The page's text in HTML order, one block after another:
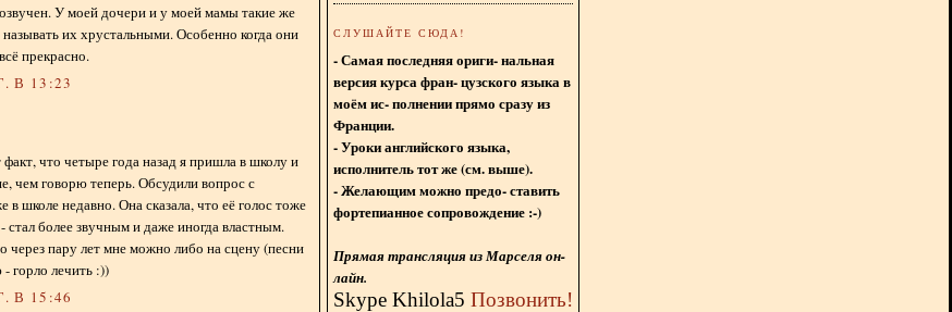
У моей дочери и у моей мамы такие же
их хрустальными. Особенно когда они
прекрасно.
В 13:23
что четыре года назад я пришла в школу и
чем говорю теперь. Обсудили вопрос с
в школе недавно. Она сказала, что её голос тоже
стал более звучным и даже иногда властным.
через пару лет мне можно либо на сцену (песни
горло лечить :))
В 15:46
СЛУШАЙТЕ СЮДА!
- Самая последняя ориги- нальная
версия курса фран- цузского языка в
моём ис- полнении прямо сразу из
Франции.
- Уроки английского языка,
исполнитель тот же (см. выше).
- Желающим можно предо- ставить
фортепианное сопровождение :-)
Прямая трансляция из Марселя он-
лайн.
Skype Khilola5 Позвонить!